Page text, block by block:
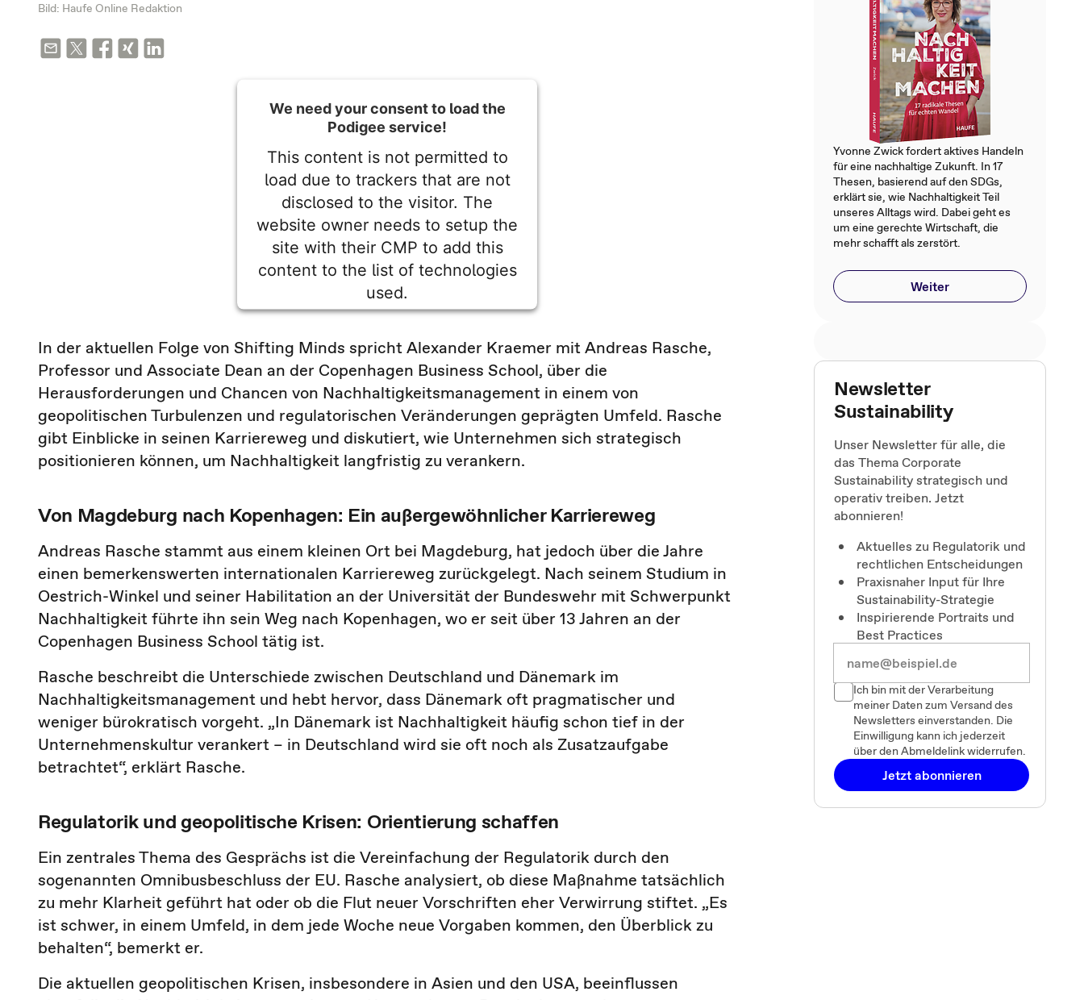
Bild: Haufe Online Redaktion
We need your consent to load the
Podigee service!
This content is not permitted to
load due to trackers that are not
disclosed to the visitor. The
website owner needs to setup the
site with their CMP to add this
content to the list of technologies
used.
Platform
In der aktuellen Folge von Shifting Minds spricht Alexander Kraemer mit Andreas Rasche,
Professor und Associate Dean an der Copenhagen Business School, über die
Herausforderungen und Chancen von Nachhaltigkeitsmanagement in einem von
geopolitischen Turbulenzen und regulatorischen Veränderungen geprägten Umfeld. Rasche
gibt Einblicke in seinen Karriereweg und diskutiert, wie Unternehmen sich strategisch
positionieren können, um Nachhaltigkeit langfristig zu verankern.
Von Magdeburg nach Kopenhagen: Ein außergewöhnlicher Karriereweg
Andreas Rasche stammt aus einem kleinen Ort bei Magdeburg, hat jedoch über die Jahre
einen bemerkenswerten internationalen Karriereweg zurückgelegt. Nach seinem Studium in
Oestrich-Winkel und seiner Habilitation an der Universität der Bundeswehr mit Schwerpunkt
Nachhaltigkeit führte ihn sein Weg nach Kopenhagen, wo er seit über 13 Jahren an der
Copenhagen Business School tätig ist.
Rasche beschreibt die Unterschiede zwischen Deutschland und Dänemark im
Nachhaltigkeitsmanagement und hebt hervor, dass Dänemark oft pragmatischer und
weniger bürokratisch vorgeht. „In Dänemark ist Nachhaltigkeit häufig schon tief in der
Unternehmenskultur verankert – in Deutschland wird sie oft noch als Zusatzaufgabe
betrachtet“, erklärt Rasche.
Regulatorik und geopolitische Krisen: Orientierung schaffen
Ein zentrales Thema des Gesprächs ist die Vereinfachung der Regulatorik durch den
sogenannten Omnibusbeschluss der EU. Rasche analysiert, ob diese Maßnahme tatsächlich
zu mehr Klarheit geführt hat oder ob die Flut neuer Vorschriften eher Verwirrung stiftet. „Es
ist schwer, in einem Umfeld, in dem jede Woche neue Vorgaben kommen, den Überblick zu
behalten“, bemerkt er.
Die aktuellen geopolitischen Krisen, insbesondere in Asien und den USA, beeinflussen
Yvonne Zwick fordert aktives Handeln
für eine nachhaltige Zukunft. In 17
Thesen, basierend auf den SDGs,
erklärt sie, wie Nachhaltigkeit Teil
unseres Alltags wird. Dabei geht es
um eine gerechte Wirtschaft, die
mehr schafft als zerstört.
Weiter
Newsletter
Sustainability
Unser Newsletter für alle, die
das Thema Corporate
Sustainability strategisch und
operativ treiben. Jetzt
abonnieren!
Aktuelles zu Regulatorik und
rechtlichen Entscheidungen
Praxisnaher Input für Ihre
Sustainability-Strategie
Inspirierende Portraits und
Best Practices
Ich bin mit der Verarbeitung
meiner Daten zum Versand des
Newsletters einverstanden. Die
Einwilligung kann ich jederzeit
über den Abmeldelink widerrufen.
Jetzt abonnieren